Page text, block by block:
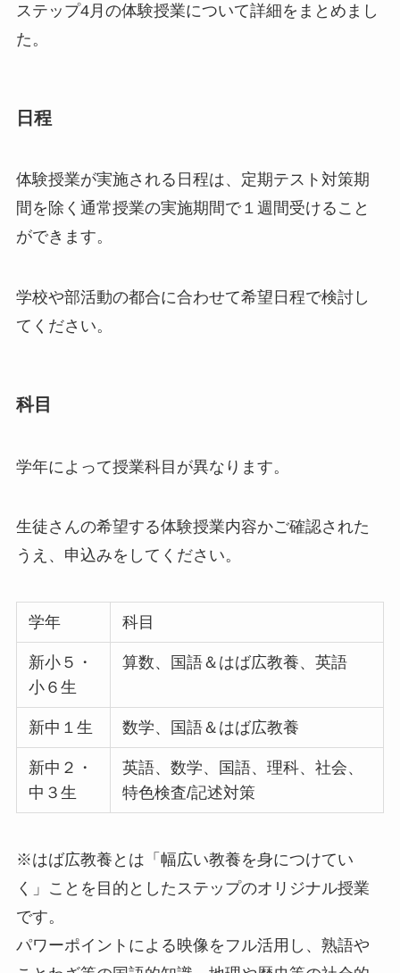
ステップ4月の体験授業について詳細をまとめまし
た。
日程
体験授業が実施される日程は、定期テスト対策期
間を除く通常授業の実施期間で１週間受けること
ができます。
学校や部活動の都合に合わせて希望日程で検討し
てください。
科目
学年によって授業科目が異なります。
生徒さんの希望する体験授業内容かご確認された
うえ、申込みをしてください。
学年 科目
新小５・
小６生
算数、国語＆はば広教養、英語
新中１生 数学、国語＆はば広教養
新中２・
中３生
英語、数学、国語、理科、社会、
特色検査/記述対策
※はば広教養とは「幅広い教養を身につけてい
く」ことを目的としたステップのオリジナル授業
です。
パワーポイントによる映像をフル活用し、熟語や